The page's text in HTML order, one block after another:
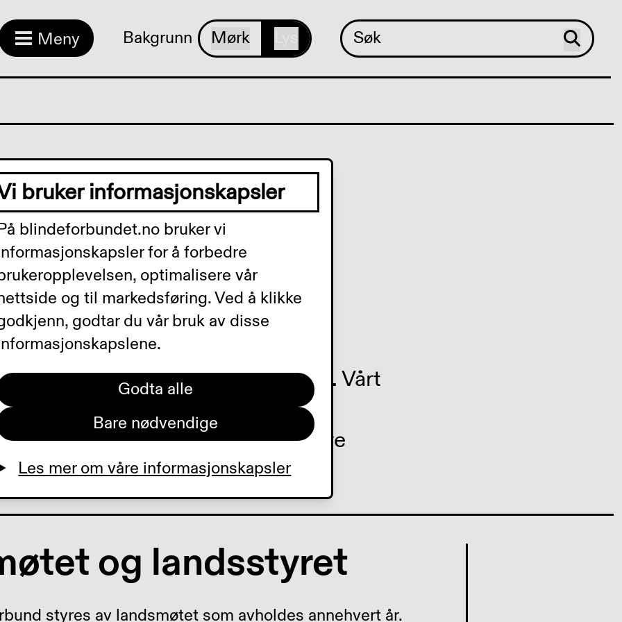
Meny Bakgrunn Mørk
synshemmedes
er svaksynte og blindes
og serviceorganisasjon i Norge. Vårt
mål er samfunnsmessig
for blinde og svaksynte og andre
funksjonshemmede.
og landsstyret
styres av landsmøtet som avholdes annehvert år.
bruker informasjonskapsler
blindeforbundet.no bruker vi
for å forbedre
optimalisere vår
og til markedsføring. Ved å klikke
godtar du vår bruk av disse
Godta alle
Bare nødvendige
Les mer om våre informasjonskapsler